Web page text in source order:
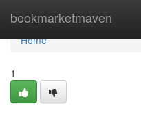
bookmarketmaven
Home
Home
1